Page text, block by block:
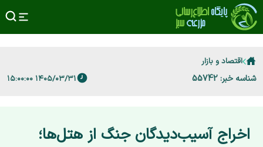
اقتصاد و بازار
شناسه خبر: 55742 ۱۴۰۵/۰۳/۳۱ ۱۵:۰۰:۰۰
اخراج آسیب‌دیدگان جنگ از هتل‌ها؛